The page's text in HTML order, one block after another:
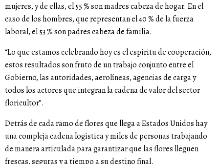
mujeres, y de ellas, el 55 % son madres cabeza de hogar. En el
caso de los hombres, que representan el 40 % de la fuerza
laboral, el 53 % son padres cabeza de familia.
“Lo que estamos celebrando hoy es el espíritu de cooperación,
estos resultados son fruto de un trabajo conjunto entre el
Gobierno, las autoridades, aerolíneas, agencias de carga y
todos los actores que integran la cadena de valor del sector
floricultor”.
Detrás de cada ramo de flores que llega a Estados Unidos hay
una compleja cadena logística y miles de personas trabajando
de manera articulada para garantizar que las flores lleguen
frescas, seguras y a tiempo a su destino final.